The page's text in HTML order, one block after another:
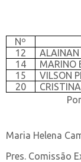
Nº
12
ALAINAN
14
MARINO
15
VILSON
20
Maria Helena
Pres. Comissão